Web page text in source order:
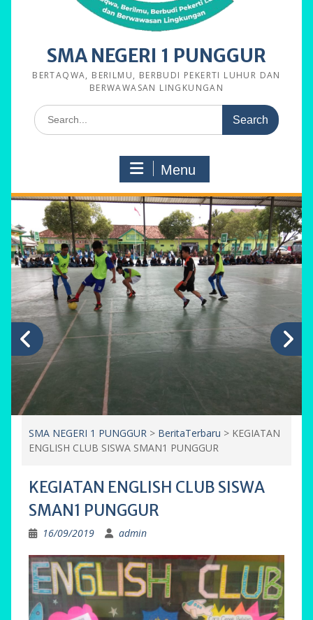
SMA NEGERI 1 PUNGGUR
BERTAQWA, BERILMU, BERBUDI PEKERTI LUHUR DAN
BERWAWASAN LINGKUNGAN
Search
for:
Menu
SMA NEGERI 1 PUNGGUR > BeritaTerbaru > KEGIATAN
ENGLISH CLUB SISWA SMAN1 PUNGGUR
KEGIATAN ENGLISH CLUB SISWA
SMAN1 PUNGGUR
16/09/2019 admin